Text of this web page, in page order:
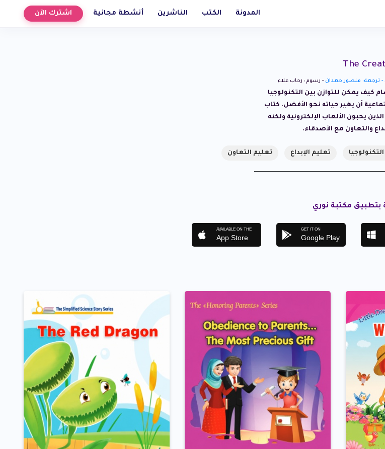
المدونة الكتب الناشرين أنشطة مجانية اشترك الآن
The
- ترجمة: منصور حمدان - رسوم: رحاب علاء
كيف يمكن للتوازن بين التكنولوجيا
أن يغير حياته نحو الأفضل. كتاب
يحبون الألعاب الإلكترونية ولكنه
والتعاون مع الأصدقاء.
تعليم الإبداع تعليم التعاون
بتطبيق مكتبة نوري
AVAILABLE ON THE
App Store
GET IT ON
Google Play